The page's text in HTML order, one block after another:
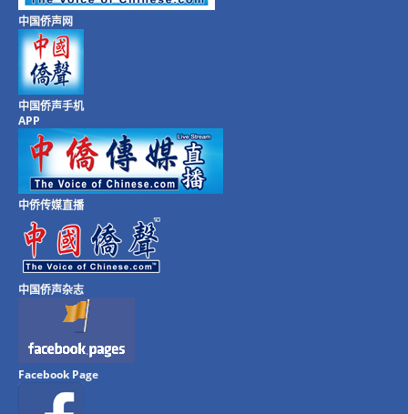
中国侨声网
中国侨声手机
APP
中侨传媒直播
中国侨声杂志
Facebook Page